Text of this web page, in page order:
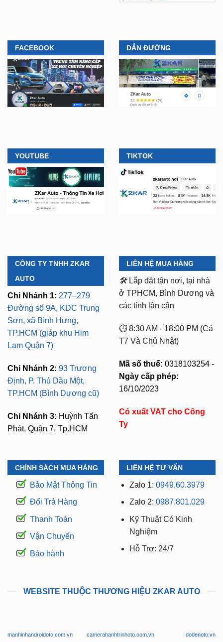
FACEBOOK DẪN ĐƯỜNG
YOUTUBE TIKTOK
CÔNG TY TNHH ZKAR
AUTO
Chi Nhánh 1: 277–279
Đường số 9A, KDC Trung
Sơn, xã Bình Hưng,
TP.HCM (giáp khu Him
Lam Quận 7)
Chi Nhánh 2: 93 Trương
Định, P. Thủ Dầu Một,
TP.HCM (Bình Dương cũ)
Chi Nhánh 3: Huỳnh Tấn
Phát, Quận 7, Tp.HCM
LIÊN HỆ MUA HÀNG
🛠️ Lắp đặt tận nơi, tại nhà
ở TPHCM, Bình Dương và
các tỉnh lân cận
⏱️ 8:30 AM - 18:00 PM (Cả
T7 Và Chủ Nhật)
Mã số thuế: 0318103254 -
Ngày cấp phép:
16/10/2023
Có xuất VAT cho Công
Ty
CHÍNH SÁCH MUA HÀNG
Bảo Mật Thông Tin
Đổi Trả Hàng
Thanh Toán
Vận Chuyển
Bảo hành
LIÊN HỆ TƯ VẤN
Zalo 1: 0949.60.3979
Zalo 2: 0987.801.029
Kỹ Thuật Có Kinh
Nghiệm
Hỗ Trợ: 24/7
WEBSITE THUỘC THƯƠNG HIỆU ZKAR AUTO
manhinhandroidoto.com.vn camerahanhtrinhoto.com.vn dodenoto.vn